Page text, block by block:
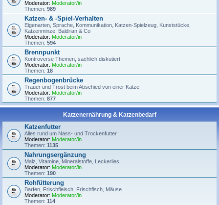
Moderator: Moderator/in
Themen: 989
Katzen- & -Spiel-Verhalten
Eigenarten, Sprache, Kommunikation, Katzen-Spielzeug, Kunststücke,
Katzenminze, Baldrian & Co
Moderator: Moderator/in
Themen: 594
Brennpunkt
Kontroverse Themen, sachlich diskutiert
Moderator: Moderator/in
Themen: 18
Regenbogenbrücke
Trauer und Trost beim Abschied von einer Katze
Moderator: Moderator/in
Themen: 877
Katzenernährung & Katzenbedarf
Katzenfutter
Alles rund um Nass- und Trockenfutter
Moderator: Moderator/in
Themen: 1135
Nahrungsergänzung
Malz, Vitamine, Mineralstoffe, Leckerlies
Moderator: Moderator/in
Themen: 190
Rohfütterung
Barfen, Frischfleisch, Frischfisch, Mäuse
Moderator: Moderator/in
Themen: 114